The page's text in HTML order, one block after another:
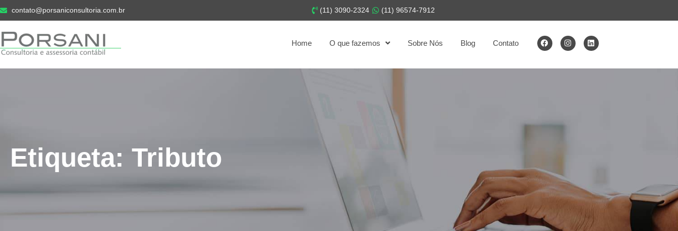
contato@porsaniconsultoria.com.br (11) 3090-2324 (11) 96574-7912
Home O que fazemos Sobre Nós Blog Contato
Etiqueta: Tributo